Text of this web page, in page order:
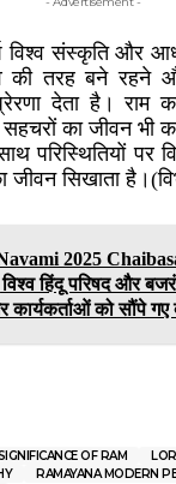
विश्व संस्कृति और
की तरह बने रहने
देता है। राम
का जीवन भी
परिस्थितियों
जीवन सिखाता
2025
विश्व हिंदू परिषद और
को सौंपे गए
OF RAM
RAMAYANA MODERN